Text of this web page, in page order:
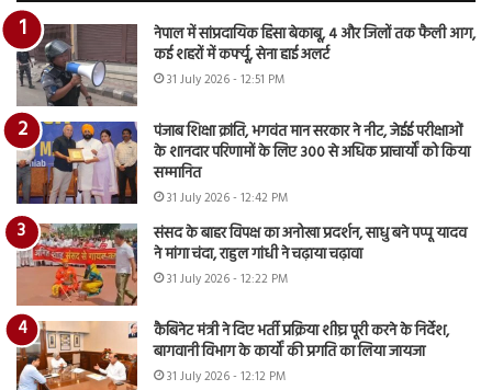
नेपाल में सांप्रदायिक हिंसा बेकाबू, 4 और जिलों तक फैली आग,
कई शहरों में कर्फ्यू, सेना हाई अलर्ट
31 July 2026 - 12:51 PM
पंजाब शिक्षा क्रांति, भगवंत मान सरकार ने नीट, जेईई परीक्षाओं
के शानदार परिणामों के लिए 300 से अधिक प्राचार्यों को किया
सम्मानित
31 July 2026 - 12:42 PM
संसद के बाहर विपक्ष का अनोखा प्रदर्शन, साधु बने पप्पू यादव
ने मांगा चंदा, राहुल गांधी ने चढ़ाया चढ़ावा
31 July 2026 - 12:22 PM
कैबिनेट मंत्री ने दिए भर्ती प्रक्रिया शीघ्र पूरी करने के निर्देश,
बागवानी विभाग के कार्यों की प्रगति का लिया जायजा
31 July 2026 - 12:12 PM